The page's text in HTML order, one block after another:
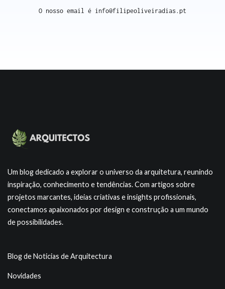
O nosso email é info@filipeoliveiradias.pt
Um blog dedicado a explorar o universo da arquitetura, reunindo
inspiração, conhecimento e tendências. Com artigos sobre
projetos marcantes, ideias criativas e insights profissionais,
conectamos apaixonados por design e construção a um mundo
de possibilidades.
Blog de Noticias de Arquitectura
Novidades